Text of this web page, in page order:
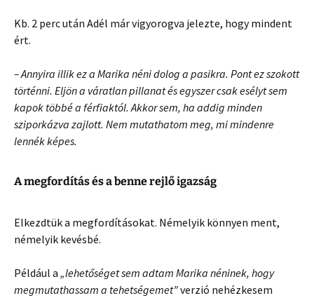
Kb. 2 perc után Adél már vigyorogva jelezte, hogy mindent
ért.
– Annyira illik ez a Marika néni dolog a pasikra. Pont ez szokott
történni. Eljön a váratlan pillanat és egyszer csak esélyt sem
kapok többé a férfiaktól. Akkor sem, ha addig minden
sziporkázva zajlott. Nem mutathatom meg, mi mindenre
lennék képes.
A megfordítás és a benne rejlő igazság
Elkezdtük a megfordításokat. Némelyik könnyen ment,
némelyik kevésbé.
Például a „lehetőséget sem adtam Marika néninek, hogy
megmutathassam a tehetségemet”verzió nehézkesem